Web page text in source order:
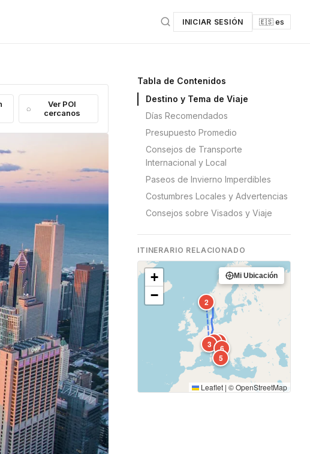
INICIAR SESIÓN 🇪🇸 es
Ver POI
cercanos
Tabla de Contenidos
Destino y Tema de Viaje
Días Recomendados
Presupuesto Promedio
Consejos de Transporte
Internacional y Local
Paseos de Invierno Imperdibles
Costumbres Locales y Advertencias
Consejos sobre Visados y Viaje
ITINERARIO RELACIONADO
1
2
34
5
6
+
−
Mi Ubicación
Leaflet | ©OpenStreetMap